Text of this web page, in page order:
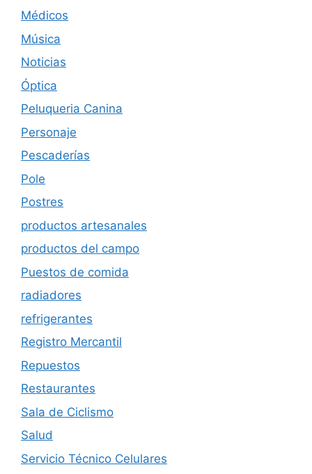
Médicos
Música
Noticias
Óptica
Peluqueria Canina
Personaje
Pescaderías
Pole
Postres
productos artesanales
productos del campo
Puestos de comida
radiadores
refrigerantes
Registro Mercantil
Repuestos
Restaurantes
Sala de Ciclismo
Salud
Servicio Técnico Celulares